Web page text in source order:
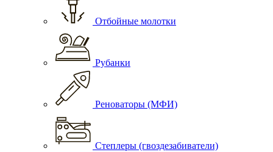
Отбойные молотки
Рубанки
Реноваторы (МФИ)
Степлеры (гвоздезабиватели)